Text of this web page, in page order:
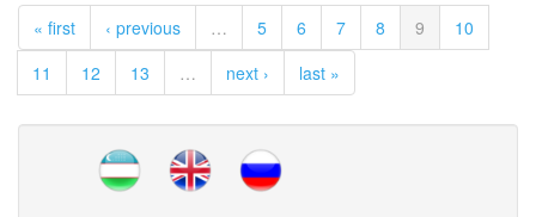
« first ‹ previous … 5 6 7 8 9
10
11
12 13 … next › last »